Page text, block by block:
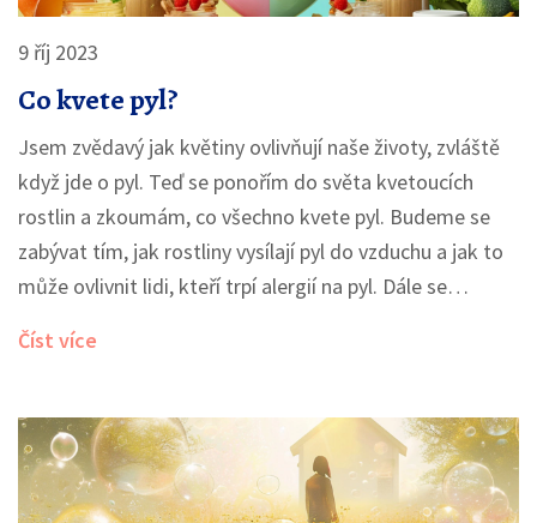
9 říj 2023
Co kvete pyl?
Jsem zvědavý jak květiny ovlivňují naše životy, zvláště
když jde o pyl. Teď se ponořím do světa kvetoucích
rostlin a zkoumám, co všechno kvete pyl. Budeme se
zabývat tím, jak rostliny vysílají pyl do vzduchu a jak to
může ovlivnit lidi, kteří trpí alergií na pyl. Dále se
závislosti na klimatu a oblasti. Ponořte se se mnou do
Číst více